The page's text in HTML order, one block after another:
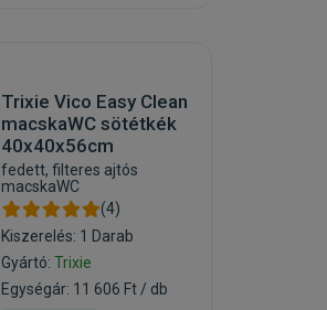
Trixie Vico Easy Clean
macskaWC sötétkék
40x40x56cm
fedett, filteres ajtós
macskaWC
(4)
Kiszerelés: 1 Darab
Gyártó:Trixie
Egységár: 11 606 Ft / db